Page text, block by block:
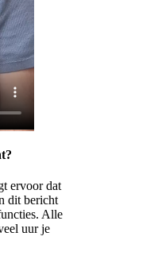
ervoor dat
dit bericht
Alle
uur je